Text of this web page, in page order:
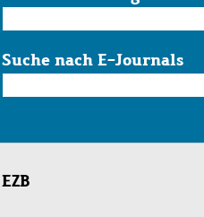
im
Katalog
Suche nach E-Journals
nach
Journals
EZB